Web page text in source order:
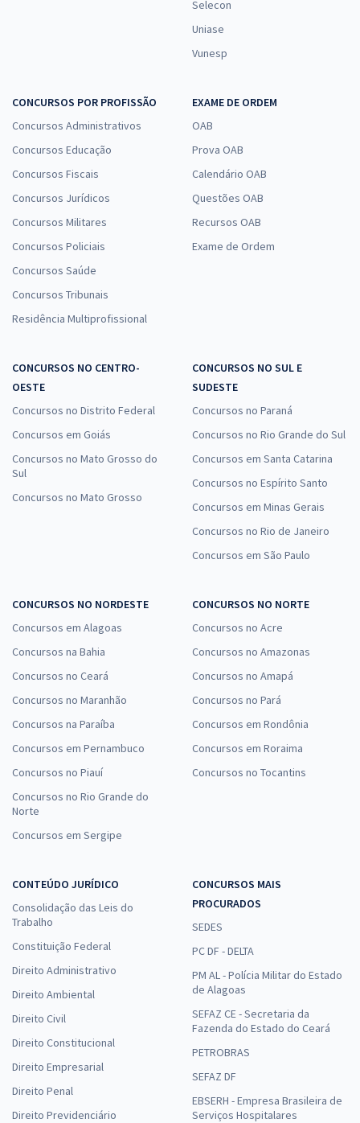
Selecon
Uniase
Vunesp
CONCURSOS POR PROFISSÃO
Concursos Administrativos
Concursos Educação
Concursos Fiscais
Concursos Jurídicos
Concursos Militares
Concursos Policiais
Concursos Saúde
Concursos Tribunais
Residência Multiprofissional
EXAME DE ORDEM
OAB
Prova OAB
Calendário OAB
Questões OAB
Recursos OAB
Exame de Ordem
CONCURSOS NO CENTRO-
OESTE
Concursos no Distrito Federal
Concursos em Goiás
Concursos no Mato Grosso do
Sul
Concursos no Mato Grosso
CONCURSOS NO SUL E
SUDESTE
Concursos no Paraná
Concursos no Rio Grande do Sul
Concursos em Santa Catarina
Concursos no Espírito Santo
Concursos em Minas Gerais
Concursos no Rio de Janeiro
Concursos em São Paulo
CONCURSOS NO NORDESTE
Concursos em Alagoas
Concursos na Bahia
Concursos no Ceará
Concursos no Maranhão
Concursos na Paraíba
Concursos em Pernambuco
Concursos no Piauí
Concursos no Rio Grande do
Norte
Concursos em Sergipe
CONCURSOS NO NORTE
Concursos no Acre
Concursos no Amazonas
Concursos no Amapá
Concursos no Pará
Concursos em Rondônia
Concursos em Roraima
Concursos no Tocantins
CONTEÚDO JURÍDICO
Consolidação das Leis do
Trabalho
Constituição Federal
Direito Administrativo
Direito Ambiental
Direito Civil
Direito Constitucional
Direito Empresarial
Direito Penal
Direito Previdenciário
CONCURSOS MAIS
PROCURADOS
SEDES
PC DF - DELTA
PM AL - Polícia Militar do Estado
de Alagoas
SEFAZ CE - Secretaria da
Fazenda do Estado do Ceará
PETROBRAS
SEFAZ DF
EBSERH - Empresa Brasileira de
Serviços Hospitalares